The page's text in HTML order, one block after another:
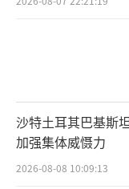
沙特土耳其巴基斯
加强集体威慑力
2026-08-08 10:09:13